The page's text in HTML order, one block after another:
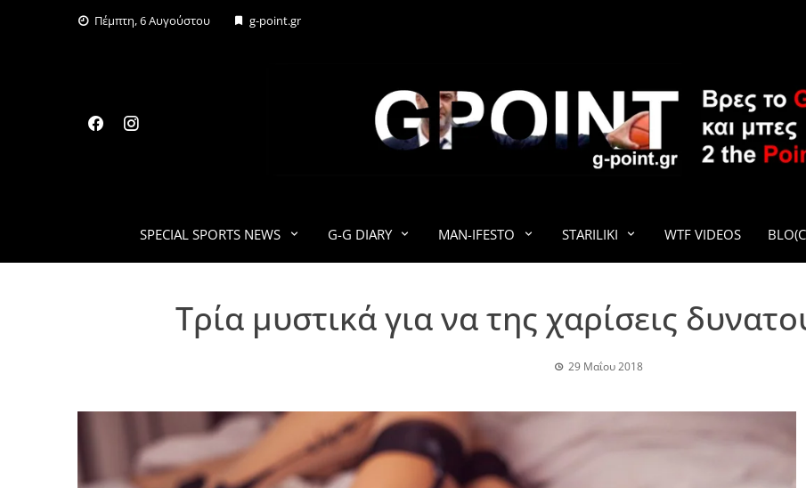
Πέμπτη, 6 Αυγούστου g-point.gr
G-
SPECIAL SPORTS NEWS G-G DIARY MAN-IFESTO STARILIKI WTF VIDEOS
Τρία μυστικά για να της χαρίσεις
29 Μαΐου 2018